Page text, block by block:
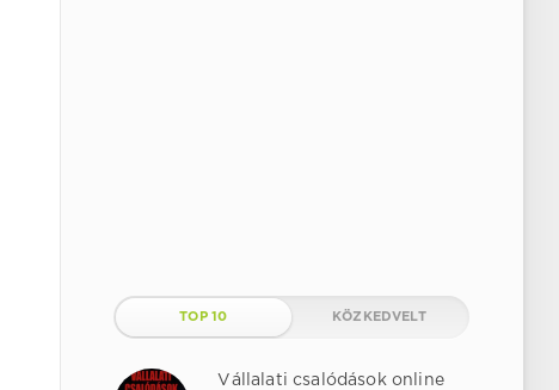
TOP 10 KÖZKEDVELT
Vállalati csalódások online